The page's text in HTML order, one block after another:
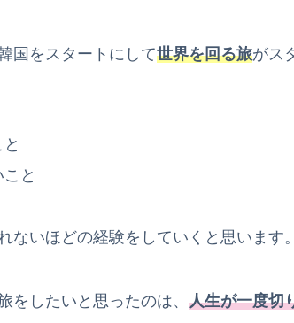
国をスタートにして世界を回る旅がス
と
ないほどの経験をしていくと思います。
をしたいと思ったのは、 人生が一度切